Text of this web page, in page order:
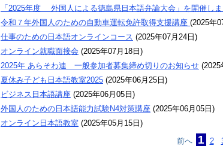
「2025年度 外国人による徳島県日本語弁論大会」を開催しま
令和７年外国人のための自動車運転免許取得支援講座 (2025年
仕事のための日本語オンラインコース (2025年07月24日 )
オンライン就職面接会 (2025年07月18日 )
2025年 あらそわ連 一般参加者募集締め切りのお知らせ (2025
夏休み子ども日本語教室2025 (2025年06月25日 )
ビジネス日本語講座 (2025年06月05日 )
外国人のための日本語能力試験N4対策講座 (2025年06月05日 )
オンライン日本語教室 (2025年05月15日 )
前へ
1 2